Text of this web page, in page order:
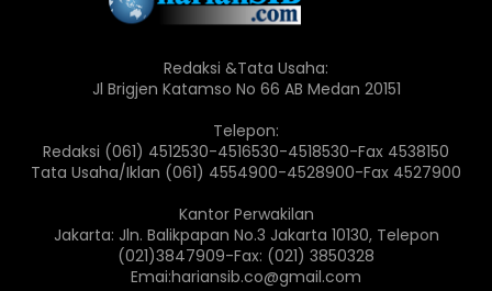
Redaksi &Tata Usaha:
Jl Brigjen Katamso No 66 AB Medan 20151
Telepon:
Redaksi (061) 4512530-4516530-4518530-Fax 4538150
Tata Usaha/Iklan (061) 4554900-4528900-Fax 4527900
Kantor Perwakilan
Jakarta: Jln. Balikpapan No.3 Jakarta 10130, Telepon
(021)3847909-Fax: (021) 3850328
Emai:hariansib.co@gmail.com